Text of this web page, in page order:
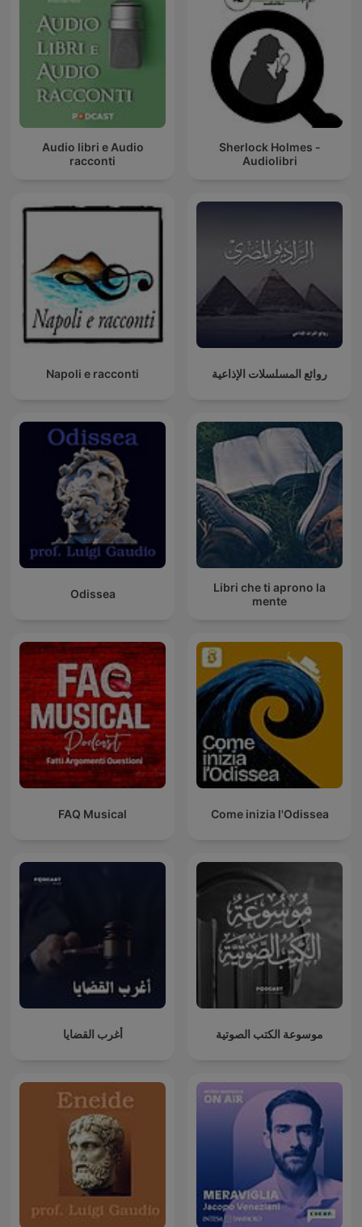
Audio libri e Audio
racconti
Sherlock Holmes -
Audiolibri
Napoli e racconti روائع المسلسلات الإذاعية
Odissea
Libri che ti aprono la
mente
FAQ Musical Come inizia l'Odissea
أغرب القضايا موسوعة الكتب الصوتية